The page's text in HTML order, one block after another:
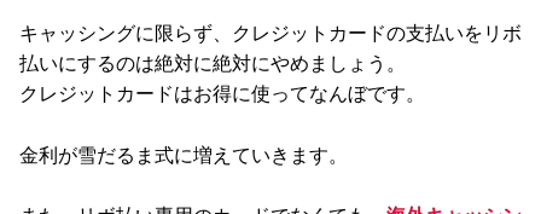
キャッシングに限らず、クレジットカードの支払いをリボ
払いにするのは絶対に絶対にやめましょう。
クレジットカードはお得に使ってなんぼです。
金利が雪だるま式に増えていきます。